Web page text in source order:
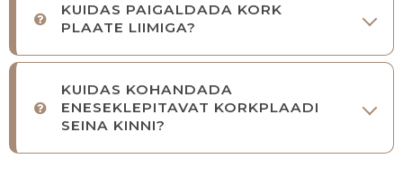
KUIDAS PAIGALDADA KORK
PLAATE LIIMIGA?
KUIDAS KOHANDADA
ENESEKLEPITAVAT KORKPLAADI
SEINA KINNI?